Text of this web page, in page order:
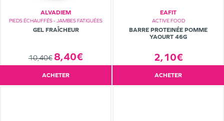
ALVADIEM
PIEDS ÉCHAUFFÉS - JAMBES FATIGUÉES
GEL FRAÎCHEUR
10,40€ 8,40€
ACHETER
EAFIT
ACTIVE FOOD
BARRE PROTEINÉE POMME
YAOURT 46G
2,10€
ACHETER